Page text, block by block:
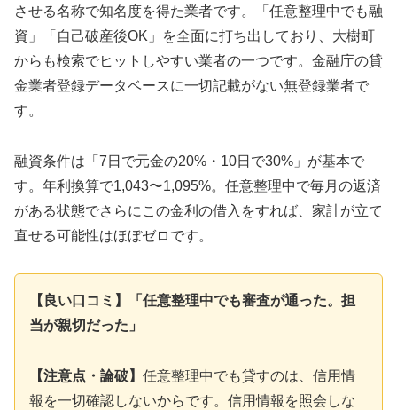
させる名称で知名度を得た業者です。「任意整理中でも融
資」「自己破産後OK」を全面に打ち出しており、大樹町
からも検索でヒットしやすい業者の一つです。金融庁の貸
金業者登録データベースに一切記載がない無登録業者で
す。
融資条件は「7日で元金の20%・10日で30%」が基本で
す。年利換算で1,043〜1,095%。任意整理中で毎月の返済
がある状態でさらにこの金利の借入をすれば、家計が立て
直せる可能性はほぼゼロです。
【良い口コミ】「任意整理中でも審査が通った。担
当が親切だった」
【注意点・論破】 任意整理中でも貸すのは、信用情
報を一切確認しないからです。信用情報を照会しな